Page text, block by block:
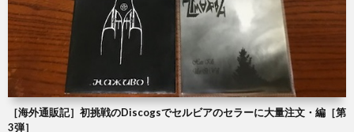
［海外通販記］初挑戦のDiscogsでセルビアのセラーに大量注文・編［第
3弾］